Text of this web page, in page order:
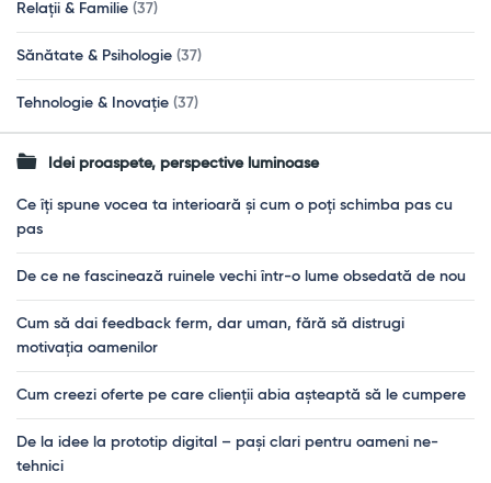
Relații & Familie (37)
Sănătate & Psihologie (37)
Tehnologie & Inovație (37)
Idei proaspete, perspective luminoase
Ce îți spune vocea ta interioară și cum o poți schimba pas cu
pas
De ce ne fascinează ruinele vechi într-o lume obsedată de nou
Cum să dai feedback ferm, dar uman, fără să distrugi
motivația oamenilor
Cum creezi oferte pe care clienții abia așteaptă să le cumpere
De la idee la prototip digital – pași clari pentru oameni ne-
tehnici